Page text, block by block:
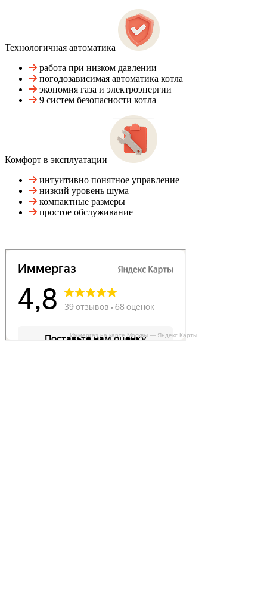
Технологичная автоматика
работа при низком давлении
погодозависимая автоматика котла
экономия газа и электроэнергии
9 систем безопасности котла
Комфорт в эксплуатации
интуитивно понятное управление
низкий уровень шума
компактные размеры
простое обслуживание
Иммергаз на карте Москвы — Яндекс Карты